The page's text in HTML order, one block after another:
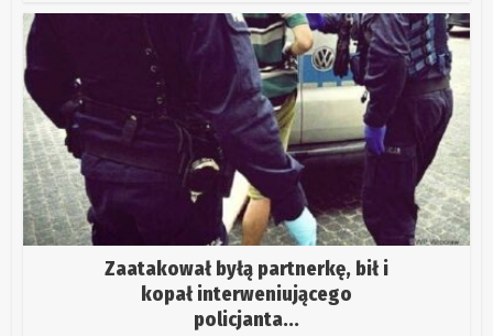
Zaatakował byłą partnerkę, bił i
kopał interweniującego
policjanta...